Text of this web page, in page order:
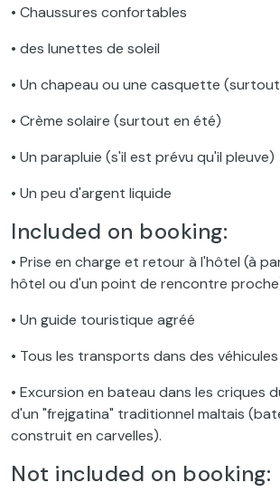
• Chaussures confortables
• des lunettes de soleil
• Un chapeau ou une casquette
• Crème solaire (surtout en été)
• Un parapluie (s'il est prévu qu'il pleuve)
• Un peu d'argent liquide
Included on booking:
• Prise en charge et retour à l'hôtel (à
hôtel ou d'un point de rencontre
• Un guide touristique agréé
• Tous les transports dans des
• Excursion en bateau dans les criques
d'un "frejgatina" traditionnel maltais
construit en carvelles).
Not included on booking: